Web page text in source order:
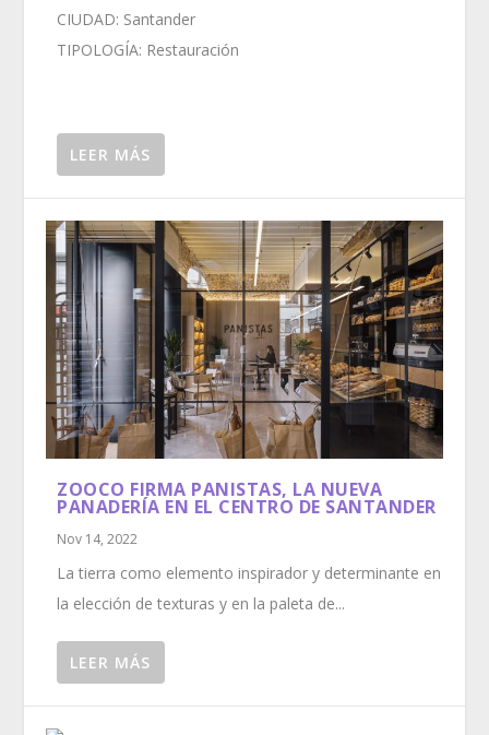
CIUDAD: Santander
TIPOLOGÍA: Restauración
LEER MÁS
ZOOCO FIRMA PANISTAS, LA NUEVA
PANADERÍA EN EL CENTRO DE SANTANDER
Nov 14, 2022
La tierra como elemento inspirador y determinante en
la elección de texturas y en la paleta de...
LEER MÁS